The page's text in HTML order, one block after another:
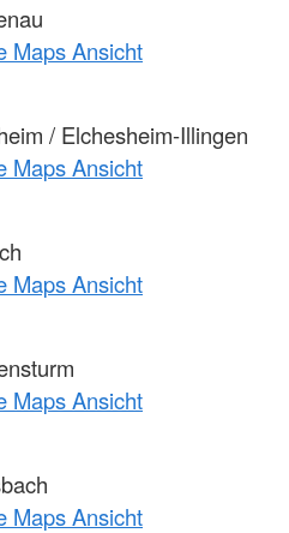
Maps Ansicht
/ Elchesheim-Illingen
Maps Ansicht
Maps Ansicht
Maps Ansicht
Maps Ansicht